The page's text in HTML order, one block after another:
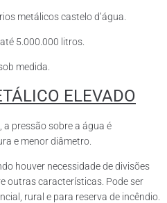
metálicos castelo d’água.
5.000.000 litros.
medida.
ELEVADO
a pressão sobre a água é
e menor diâmetro.
houver necessidade de divisões
outras características. Pode ser
rural e para reserva de incêndio.